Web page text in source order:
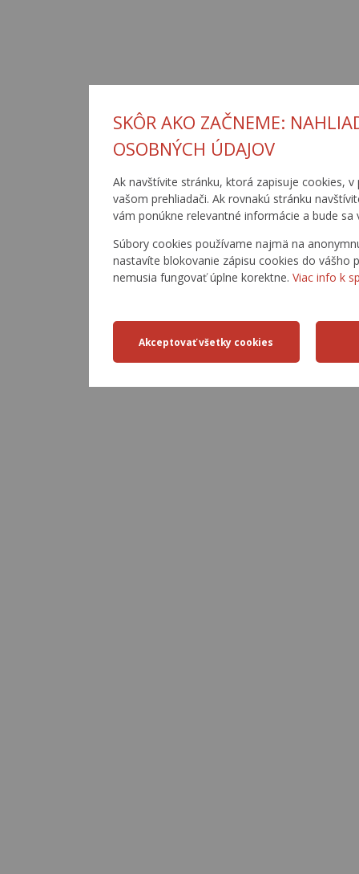
SKÔR AKO ZAČNEME:
OSOBNÝCH ÚDAJOV
Ak navštívite stránku, ktorá zapisuje cookies,
vašom prehliadači. Ak rovnakú stránku
vám ponúkne relevantné informácie a bude
Súbory cookies používame najmä na
nastavíte blokovanie zápisu cookies do vášho
nemusia fungovať úplne korektne. Viac info k